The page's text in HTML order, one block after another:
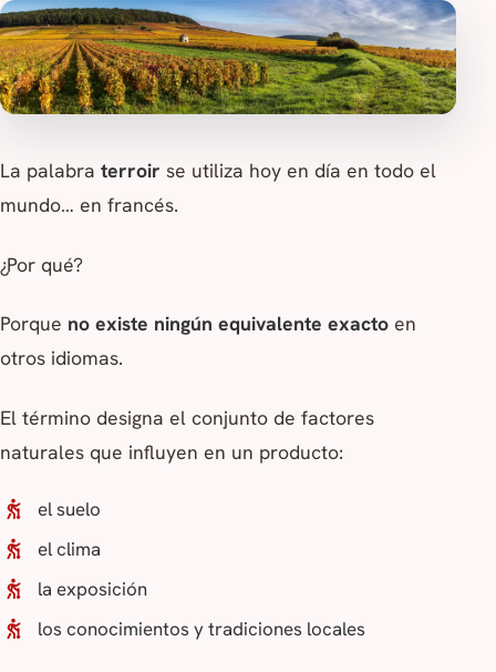
La palabra terroir se utiliza hoy en día en todo el
mundo… en francés.
¿Por qué?
Porque no existe ningún equivalente exacto en
otros idiomas.
El término designa el conjunto de factores
naturales que influyen en un producto:
el suelo
el clima
la exposición
los conocimientos y tradiciones locales